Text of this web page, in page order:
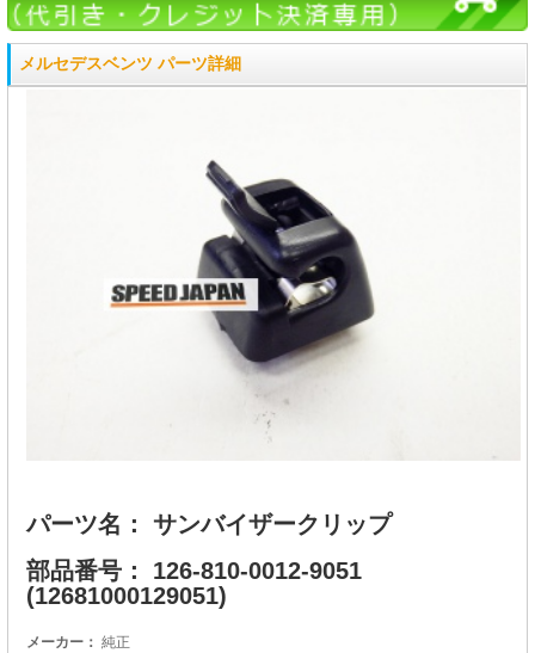
メルセデスベンツ パーツ詳細
パーツ名： サンバイザークリップ
部品番号： 126-810-0012-9051
(12681000129051)
メーカー： 純正